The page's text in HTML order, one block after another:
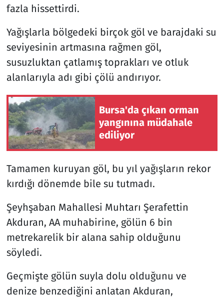
fazla hissettirdi.
Yağışlarla bölgedeki birçok göl ve barajdaki su
seviyesinin artmasına rağmen göl,
susuzluktan çatlamış toprakları ve otluk
alanlarıyla adı gibi çölü andırıyor.
Bursa'da çıkan orman
yangınına müdahale
ediliyor
Tamamen kuruyan göl, bu yıl yağışların rekor
kırdığı dönemde bile su tutmadı.
Şeyhşaban Mahallesi Muhtarı Şerafettin
Akduran, AA muhabirine, gölün 6 bin
metrekarelik bir alana sahip olduğunu
söyledi.
Geçmişte gölün suyla dolu olduğunu ve
denize benzediğini anlatan Akduran,
Televizyon